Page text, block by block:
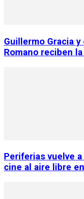
Guillermo Gracia
Romano reciben
Periferias vuelve
cine al aire libre